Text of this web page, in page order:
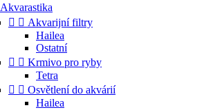
Akvarastika
  Akvarijní filtry
Hailea
Ostatní
  Krmivo pro ryby
Tetra
  Osvětlení do akvárií
Hailea